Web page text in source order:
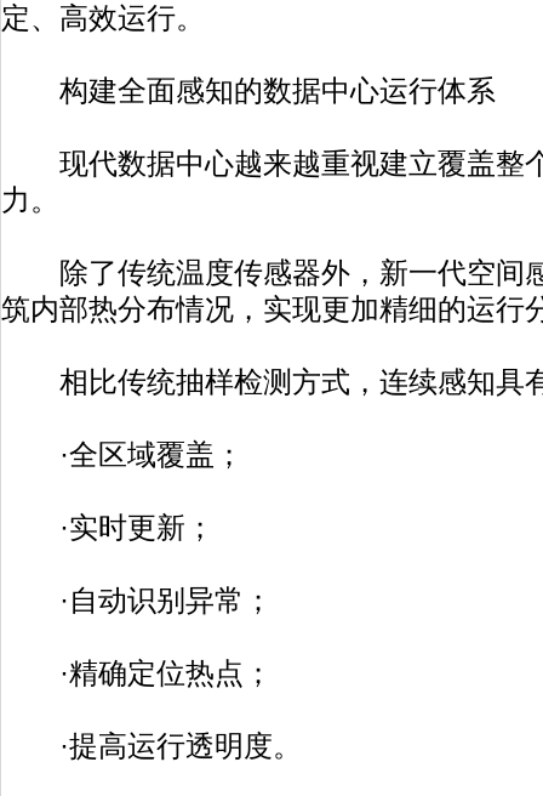
定、高效运行。
构建全面感知的数据中心运行体系
现代数据中心越来越重视建立覆盖整
力。
除了传统温度传感器外，新一代空间
筑内部热分布情况，实现更加精细的运行
相比传统抽样检测方式，连续感知具
·全区域覆盖；
·实时更新；
·自动识别异常；
·精确定位热点；
·提高运行透明度。